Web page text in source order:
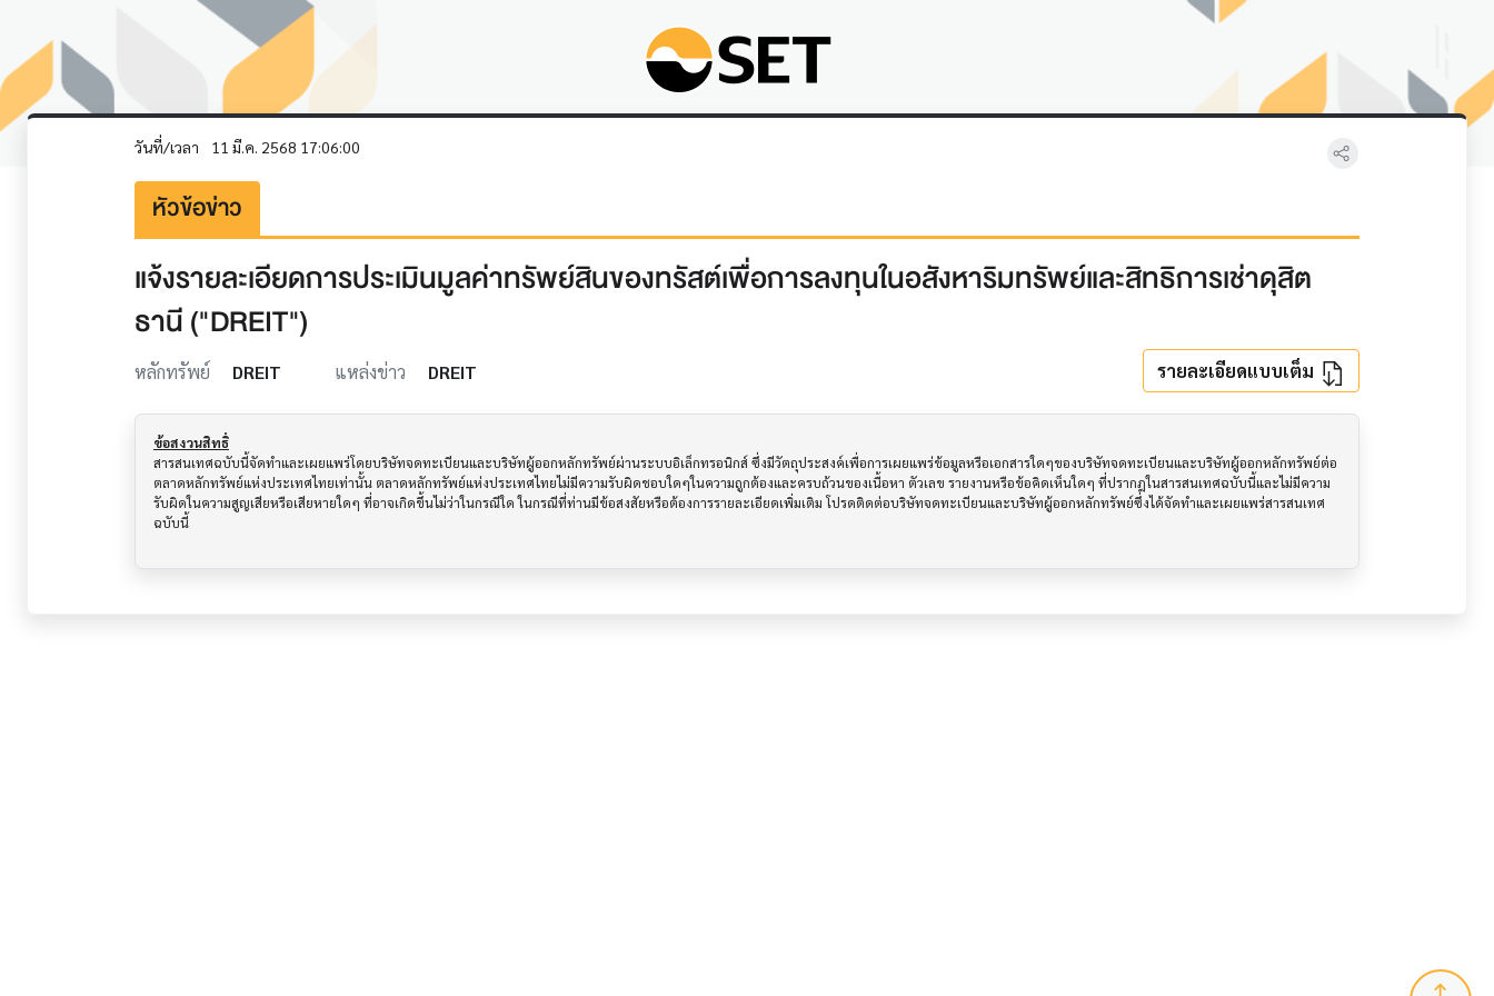
วันที่/เวลา 11 มี.ค. 2568 17:06:00
หัวข้อข่าว
แจ้งรายละเอียดการประเมินมูลค่าทรัพย์สินของทรัสต์เพื่อการลงทุนในอสังหาริมทรัพย์และสิทธิการเช่าดุสิต
ธานี ("DREIT")
หลักทรัพย์ DREIT แหล่งข่าว DREIT รายละเอียดแบบเต็ม
ข้อสงวนสิทธิ์
สารสนเทศฉบับนี้จัดทำและเผยแพร่โดยบริษัทจดทะเบียนและบริษัทผู้ออกหลักทรัพย์ผ่านระบบอิเล็กทรอนิกส์ ซึ่งมีวัตถุประสงค์เพื่อการเผยแพร่ข้อมูลหรือเอกสารใดๆของบริษัทจดทะเบียนและบริษัทผู้ออกหลักทรัพย์ต่อ
ตลาดหลักทรัพย์แห่งประเทศไทยเท่านั้น ตลาดหลักทรัพย์แห่งประเทศไทยไม่มีความรับผิดชอบใดๆในความถูกต้องและครบถ้วนของเนื้อหา ตัวเลข รายงานหรือข้อคิดเห็นใดๆ ที่ปรากฎในสารสนเทศฉบับนี้และไม่มีความ
รับผิดในความสูญเสียหรือเสียหายใดๆ ที่อาจเกิดขึ้นไม่ว่าในกรณีใด ในกรณีที่ท่านมีข้อสงสัยหรือต้องการรายละเอียดเพิ่มเติม โปรดติดต่อบริษัทจดทะเบียนและบริษัทผู้ออกหลักทรัพย์ซึ่งได้จัดทำและเผยแพร่สารสนเทศ
ฉบับนี้